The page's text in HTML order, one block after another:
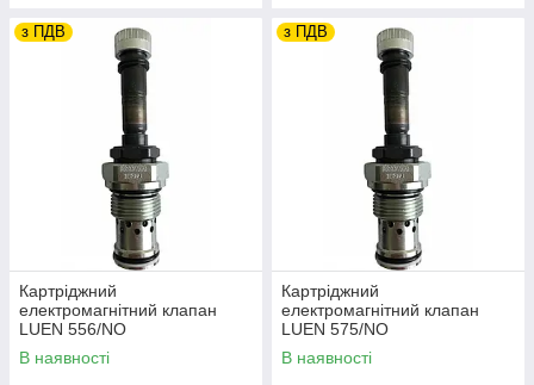
з ПДВ
Картріджний
електромагнітний клапан
LUEN 556/NO
В наявності
з ПДВ
Картріджний
електромагнітний клапан
LUEN 575/NO
В наявності